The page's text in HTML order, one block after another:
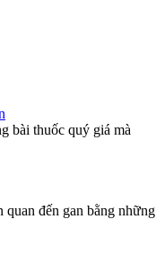
bài thuốc quý giá mà
đến gan bằng những